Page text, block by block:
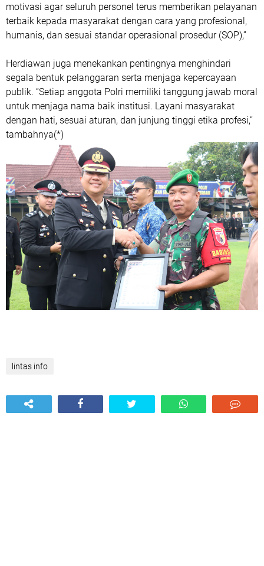
motivasi agar seluruh personel terus memberikan pelayanan
terbaik kepada masyarakat dengan cara yang profesional,
humanis, dan sesuai standar operasional prosedur (SOP),”
Herdiawan juga menekankan pentingnya menghindari
segala bentuk pelanggaran serta menjaga kepercayaan
publik. “Setiap anggota Polri memiliki tanggung jawab moral
untuk menjaga nama baik institusi. Layani masyarakat
dengan hati, sesuai aturan, dan junjung tinggi etika profesi,”
tambahnya(*)
lintas info